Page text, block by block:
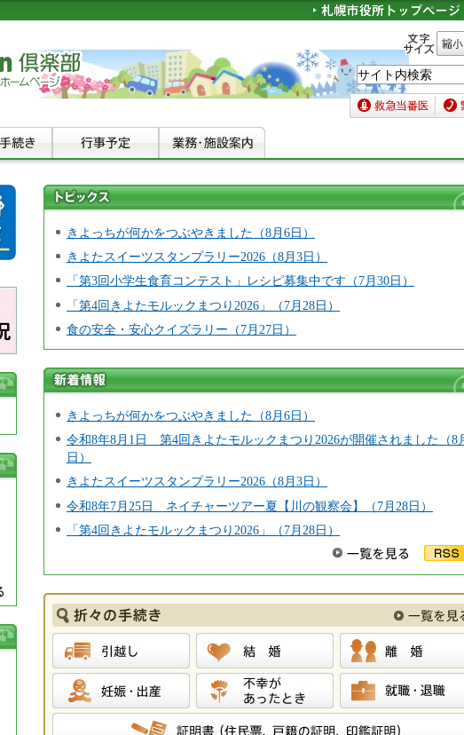
文字サイズ 縮小
救急当番医 緊
トピ
ック
ス
きよっちが何かをつぶやきました（8月6日）
きよたスイーツスタンプラリー2026（8月3日）
「第3回小学生食育コンテスト」レシピ募集中です（7月30日）
「第4回きよたモルックまつり2026」（7月28日）
食の安全・安心クイズラリー（7月27日）
新着
情報
きよっちが何かをつぶやきました（8月6日）
令和8年8月1日 第4回きよたモルックまつり2026が開催されました（8
日）
きよたスイーツスタンプラリー2026（8月3日）
令和8年7月25日 ネイチャーツアー夏【川の観察会】（7月28日）
「第4回きよたモルックまつり2026」（7月28日）
引越し 結婚 離婚
妊娠・出産 不幸があったとき 就職・退職
証明書（住民票、戸籍の証明、印鑑証明）